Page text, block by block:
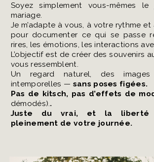
Soyez simplement vous-mêmes
mariage.
Je m’adapte à vous, à votre rythme
pour documenter ce qui se passe
rires, les émotions, les interactions
L’objectif est de créer des souvenirs
vous ressemblent.
Un regard naturel, des
intemporelles — sans poses figées.
Pas de kitsch, pas d’effets de
démodés)..
Juste du vrai, et la liberté
pleinement de votre journée.